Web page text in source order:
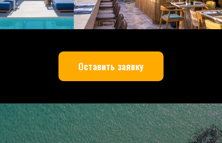
Оставить заявку